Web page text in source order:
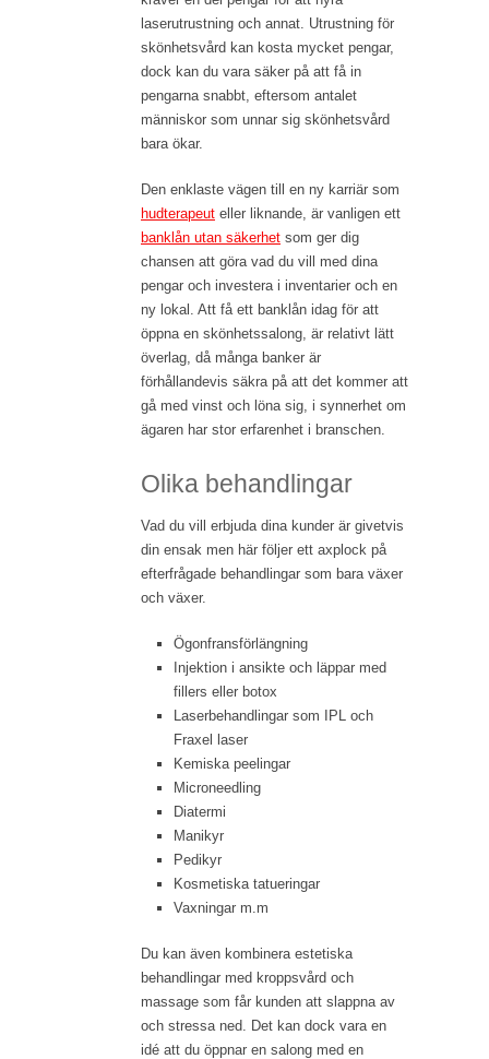
laserutrustning och annat. Utrustning för
skönhetsvård kan kosta mycket pengar,
dock kan du vara säker på att få in
pengarna snabbt, eftersom antalet
människor som unnar sig skönhetsvård
bara ökar.
Den enklaste vägen till en ny karriär som
hudterapeut eller liknande, är vanligen ett
banklån utan säkerhet som ger dig
chansen att göra vad du vill med dina
pengar och investera i inventarier och en
ny lokal. Att få ett banklån idag för att
öppna en skönhetssalong, är relativt lätt
överlag, då många banker är
förhållandevis säkra på att det kommer att
gå med vinst och löna sig, i synnerhet om
ägaren har stor erfarenhet i branschen.
Olika behandlingar
Vad du vill erbjuda dina kunder är givetvis
din ensak men här följer ett axplock på
efterfrågade behandlingar som bara växer
och växer.
Ögonfransförlängning
Injektion i ansikte och läppar med
fillers eller botox
Laserbehandlingar som IPL och
Fraxel laser
Kemiska peelingar
Microneedling
Diatermi
Manikyr
Pedikyr
Kosmetiska tatueringar
Vaxningar m.m
Du kan även kombinera estetiska
behandlingar med kroppsvård och
massage som får kunden att slappna av
och stressa ned. Det kan dock vara en
idé att du öppnar en salong med en